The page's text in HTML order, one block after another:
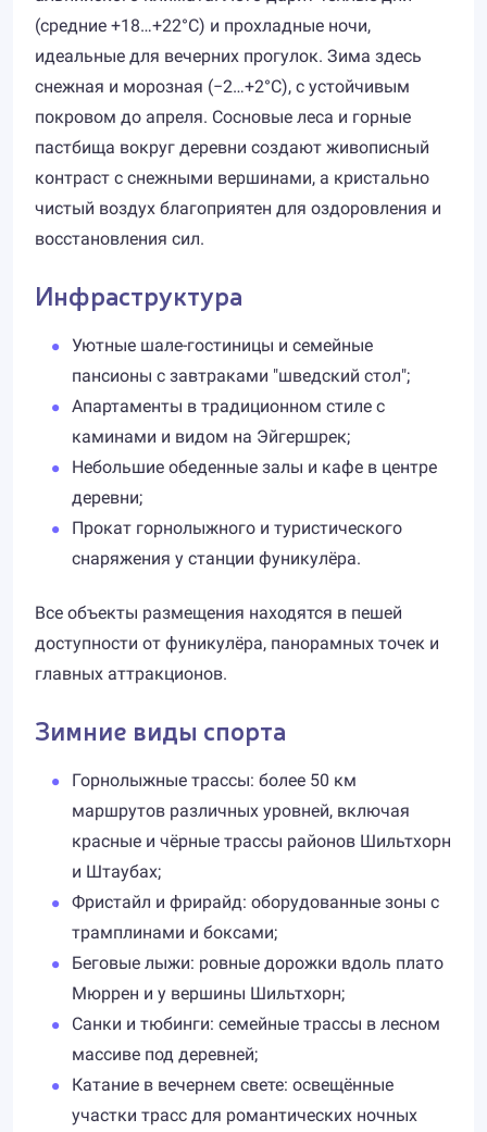
(средние +18…+22°C) и прохладные ночи,
идеальные для вечерних прогулок. Зима здесь
снежная и морозная (−2…+2°C), с устойчивым
покровом до апреля. Сосновые леса и горные
пастбища вокруг деревни создают живописный
контраст с снежными вершинами, а кристально
чистый воздух благоприятен для оздоровления и
восстановления сил.
Инфраструктура
Уютные шале-гостиницы и семейные
пансионы с завтраками "шведский стол";
Апартаменты в традиционном стиле с
каминами и видом на Эйгершрек;
Небольшие обеденные залы и кафе в центре
деревни;
Прокат горнолыжного и туристического
снаряжения у станции фуникулёра.
Все объекты размещения находятся в пешей
доступности от фуникулёра, панорамных точек и
главных аттракционов.
Зимние виды спорта
Горнолыжные трассы: более 50 км
маршрутов различных уровней, включая
красные и чёрные трассы районов Шильтхорн
и Штаубах;
Фристайл и фрирайд: оборудованные зоны с
трамплинами и боксами;
Беговые лыжи: ровные дорожки вдоль плато
Мюррен и у вершины Шильтхорн;
Санки и тюбинги: семейные трассы в лесном
массиве под деревней;
Катание в вечернем свете: освещённые
участки трасс для романтических ночных